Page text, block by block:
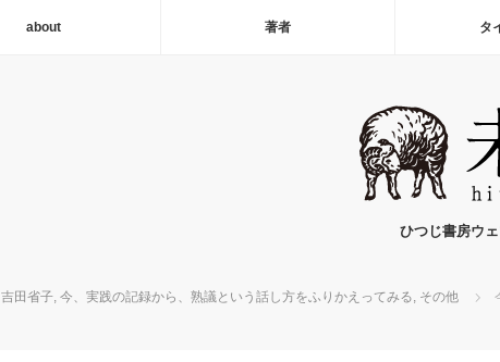
about 著者 タ
ひつじ書房ウ
吉田省子, 今、実践の記録から、熟議という話し方をふりかえってみる, その他